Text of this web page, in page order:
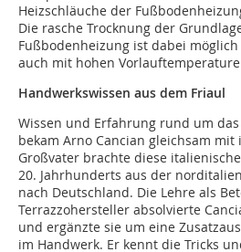
Heizschläuche der
Die rasche Trocknung der
Fußbodenheizung ist dabei
auch mit hohen
Handwerkswissen aus dem Friaul
Wissen und Erfahrung rund um
bekam Arno Cancian gleichsam mit
Großvater brachte diese
20. Jahrhunderts aus der
nach Deutschland. Die Lehre als
Terrazzohersteller absolvierte
und ergänzte sie um eine
im Handwerk. Er kennt die Tricks